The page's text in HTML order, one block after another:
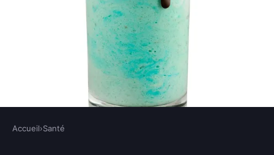
Accueil›Santé